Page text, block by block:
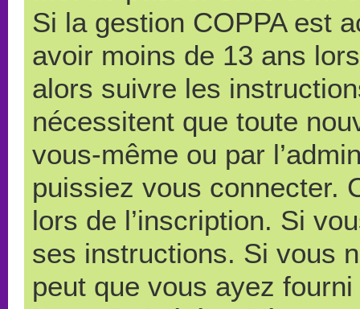
Si la gestion COPPA est
avoir moins de 13 ans
alors suivre les
nécessitent que toute
vous-même ou par
puissiez vous connecter.
lors de l’inscription. Si
ses instructions. Si vous
peut que vous ayez